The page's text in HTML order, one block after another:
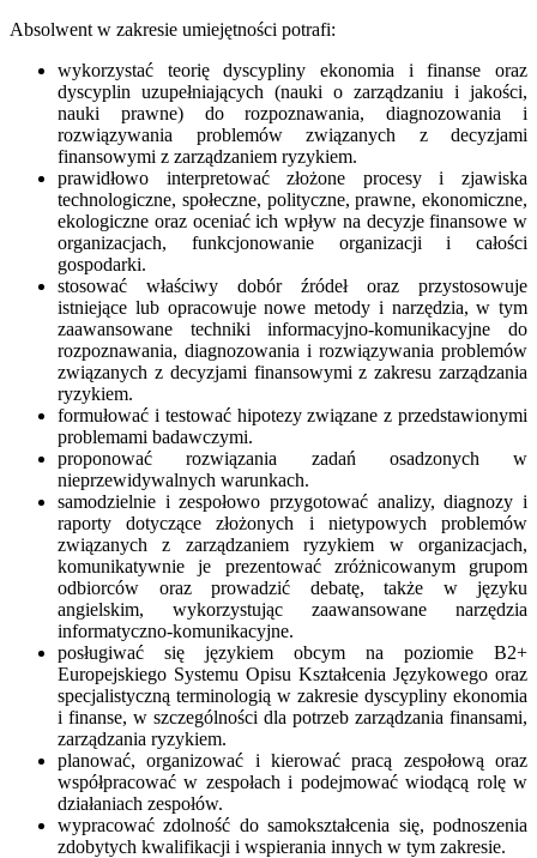
Absolwent w zakresie umiejętności potrafi:
wykorzystać teorię dyscypliny ekonomia i finanse oraz
dyscyplin uzupełniających (nauki o zarządzaniu i jakości,
nauki prawne) do rozpoznawania, diagnozowania i
rozwiązywania problemów związanych z decyzjami
finansowymi z zarządzaniem ryzykiem.
prawidłowo interpretować złożone procesy i zjawiska
technologiczne, społeczne, polityczne, prawne, ekonomiczne,
ekologiczne oraz oceniać ich wpływ na decyzje finansowe w
organizacjach, funkcjonowanie organizacji i całości
gospodarki.
stosować właściwy dobór źródeł oraz przystosowuje
istniejące lub opracowuje nowe metody i narzędzia, w tym
zaawansowane techniki informacyjno-komunikacyjne do
rozpoznawania, diagnozowania i rozwiązywania problemów
związanych z decyzjami finansowymi z zakresu zarządzania
ryzykiem.
formułować i testować hipotezy związane z przedstawionymi
problemami badawczymi.
proponować rozwiązania zadań osadzonych w
nieprzewidywalnych warunkach.
samodzielnie i zespołowo przygotować analizy, diagnozy i
raporty dotyczące złożonych i nietypowych problemów
związanych z zarządzaniem ryzykiem w organizacjach,
komunikatywnie je prezentować zróżnicowanym grupom
odbiorców oraz prowadzić debatę, także w języku
angielskim, wykorzystując zaawansowane narzędzia
informatyczno-komunikacyjne.
posługiwać się językiem obcym na poziomie B2+
Europejskiego Systemu Opisu Kształcenia Językowego oraz
specjalistyczną terminologią w zakresie dyscypliny ekonomia
i finanse, w szczególności dla potrzeb zarządzania finansami,
zarządzania ryzykiem.
planować, organizować i kierować pracą zespołową oraz
współpracować w zespołach i podejmować wiodącą rolę w
działaniach zespołów.
wypracować zdolność do samokształcenia się, podnoszenia
zdobytych kwalifikacji i wspierania innych w tym zakresie.